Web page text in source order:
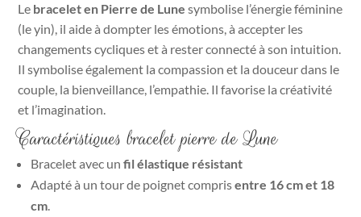
Le bracelet en Pierre de Lune symbolise l’énergie féminine
(le yin), il aide à dompter les émotions, à accepter les
changements cycliques et à rester connecté à son intuition.
Il symbolise également la compassion et la douceur dans le
couple, la bienveillance, l’empathie. Il favorise la créativité
et l’imagination.
Caractéristiques bracelet pierre de Lune
Bracelet avec unfil élastique résistant
Adapté à un tour de poignet comprisentre 16 cm et 18
cm.